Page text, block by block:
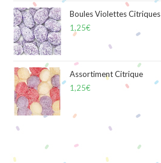
Boules Violettes Citriques
1,25€
Assortiment Citrique
1,25€